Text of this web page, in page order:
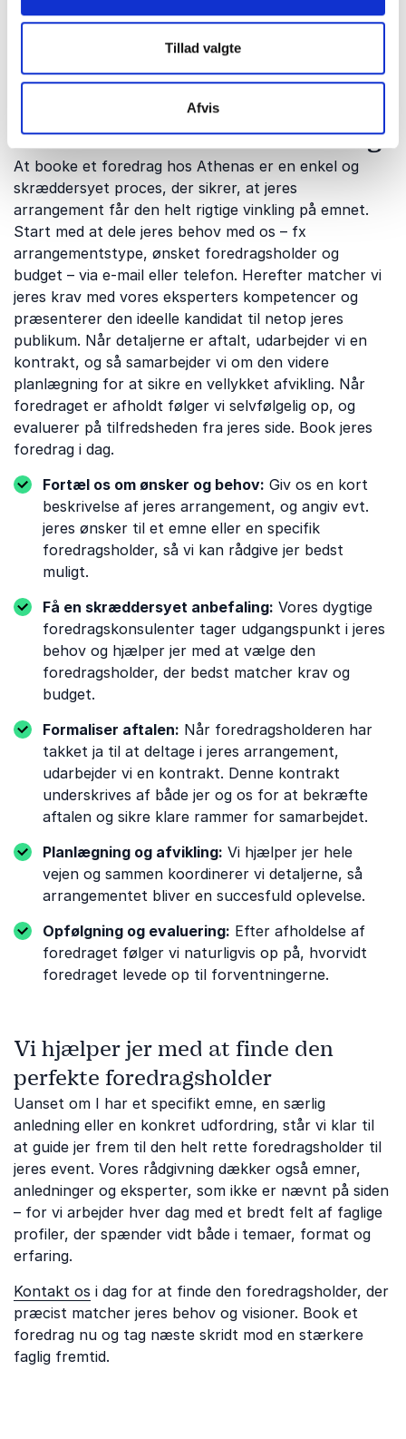
Tillad valgte
Afvis
Kontakt os gerne for rådgivning om, hvad der passer
Sådan booker du et foredrag
At booke et foredrag hos Athenas er en enkel og
skræddersyet proces, der sikrer, at jeres
arrangement får den helt rigtige vinkling på emnet.
Start med at dele jeres behov med os – fx
arrangementstype, ønsket foredragsholder og
budget – via e-mail eller telefon. Herefter matcher vi
jeres krav med vores eksperters kompetencer og
præsenterer den ideelle kandidat til netop jeres
publikum. Når detaljerne er aftalt, udarbejder vi en
kontrakt, og så samarbejder vi om den videre
planlægning for at sikre en vellykket afvikling. Når
foredraget er afholdt følger vi selvfølgelig op, og
evaluerer på tilfredsheden fra jeres side. Book jeres
foredrag i dag.
Fortæl os om ønsker og behov: Giv os en kort
beskrivelse af jeres arrangement, og angiv evt.
jeres ønsker til et emne eller en specifik
foredragsholder, så vi kan rådgive jer bedst
muligt.
Få en skræddersyet anbefaling: Vores dygtige
foredragskonsulenter tager udgangspunkt i jeres
behov og hjælper jer med at vælge den
foredragsholder, der bedst matcher krav og
budget.
Formaliser aftalen: Når foredragsholderen har
takket ja til at deltage i jeres arrangement,
udarbejder vi en kontrakt. Denne kontrakt
underskrives af både jer og os for at bekræfte
aftalen og sikre klare rammer for samarbejdet.
Planlægning og afvikling: Vi hjælper jer hele
vejen og sammen koordinerer vi detaljerne, så
arrangementet bliver en succesfuld oplevelse.
Opfølgning og evaluering: Efter afholdelse af
foredraget følger vi naturligvis op på, hvorvidt
foredraget levede op til forventningerne.
Vi hjælper jer med at finde den
perfekte foredragsholder
Uanset om I har et specifikt emne, en særlig
anledning eller en konkret udfordring, står vi klar til
at guide jer frem til den helt rette foredragsholder til
jeres event. Vores rådgivning dækker også emner,
anledninger og eksperter, som ikke er nævnt på siden
– for vi arbejder hver dag med et bredt felt af faglige
profiler, der spænder vidt både i temaer, format og
erfaring.
Kontakt os i dag for at finde den foredragsholder, der
præcist matcher jeres behov og visioner. Book et
foredrag nu og tag næste skridt mod en stærkere
faglig fremtid.